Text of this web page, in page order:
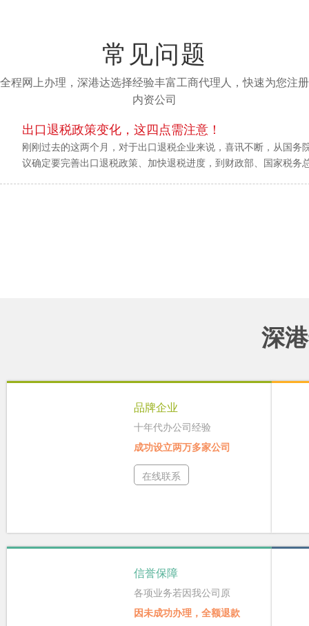
常见问题
全程网上办理，深港达选择经验丰富工商代理人，快速为您注册
内资公司
出口退税政策变化，这四点需注意！
刚刚过去的这两个月，对于出口退税企业来说，喜讯不断，从国务
议确定要完善出口退税政策、加快退税进度，到财政部、国家税务
深
品牌企业
十年代办公司经验
成功设立两万多家公司
在线联系
信誉保障
各项业务若因我公司原
因未成功办理，全额退款